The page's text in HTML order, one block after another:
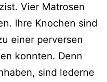
Vier Matrosen
Ihre Knochen sind
einer perversen
konnten. Denn
sind lederne